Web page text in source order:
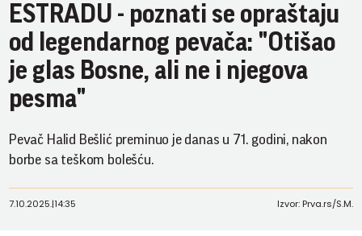
ESTRADU - poznati se opraštaju
od legendarnog pevača: "Otišao
je glas Bosne, ali ne i njegova
pesma"
Pevač Halid Bešlić preminuo je danas u 71. godini, nakon
borbe sa teškom bolešću.
7.10.2025.|14:35 Izvor: Prva.rs/S.M.